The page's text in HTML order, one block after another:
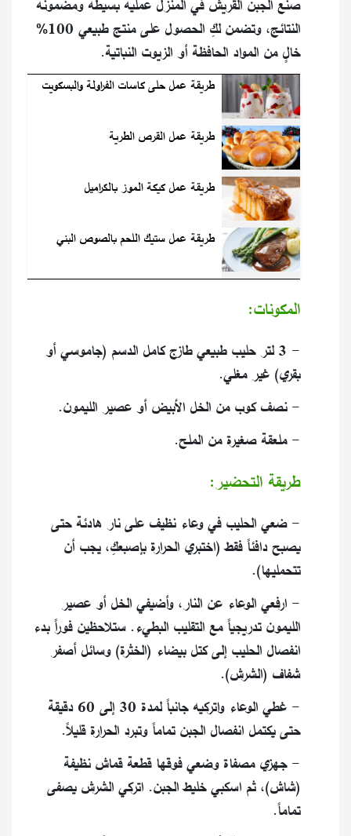
النتائج، وتضمن لكِ الحصول على منتج طبيعي 100%
خالٍ من المواد الحافظة أو الزيوت النباتية.
طريقة عمل حلى كاسات الفراولة والبسكويت
طريقة عمل القرص الطرية
طريقة عمل كيكة الموز بالكراميل
طريقة عمل ستيك اللحم بالصوص البني
المكونات:
- ​3 لتر حليب طبيعي طازج كامل الدسم (جاموسي أو
بقري) غير مغلي.
- ​نصف كوب من الخل الأبيض أو عصير الليمون.
- ​ملعقة صغيرة من الملح.
​طريقة التحضير:
​- ضعي الحليب في وعاء نظيف على نار هادئة حتى
يصبح دافئاً فقط (اختبري الحرارة بإصبعكِ، يجب أن
تتحمليها).
​- ارفعي الوعاء عن النار، وأضيفي الخل أو عصير
الليمون تدريجياً مع التقليب البطيء. ستلاحظين فوراً بدء
انفصال الحليب إلى كتل بيضاء (الخثرة) وسائل أصفر
شفاف (الشرش).
​- غطي الوعاء واتركيه جانباً لمدة 30 إلى 60 دقيقة
حتى يكتمل انفصال الجبن تماماً وتبرد الحرارة قليلاً.
​- جهزي مصفاة وضعي فوقها قطعة قماش نظيفة
(شاش)، ثم اسكبي خليط الجبن. اتركي الشرش يصفى
تماماً.